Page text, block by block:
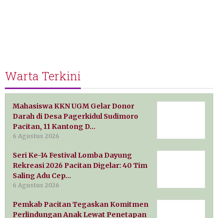
Warta Terkini
Mahasiswa KKN UGM Gelar Donor
Darah di Desa Pagerkidul Sudimoro
Pacitan, 11 Kantong D…
6 Agustus 2026
Seri Ke-14 Festival Lomba Dayung
Rekreasi 2026 Pacitan Digelar: 40 Tim
Saling Adu Cep…
6 Agustus 2026
Pemkab Pacitan Tegaskan Komitmen
Perlindungan Anak Lewat Penetapan